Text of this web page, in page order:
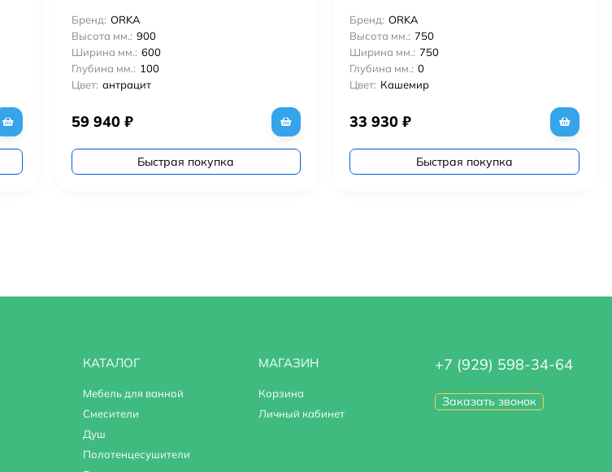
Бренд: ORKA
Высота мм.: 900
Ширина мм.: 600
Глубина мм.: 100
Цвет: антрацит
59 940 ₽
Быстрая покупка
Бренд: ORKA
Высота мм.: 750
Ширина мм.: 750
Глубина мм.: 0
Цвет: Кашемир
33 930₽
Быстрая покупка
КАТАЛОГ
Мебель для ванной
Смесители
Душ
Полотенцесушители
МАГАЗИН
Корзина
Личный кабинет
+7 (929) 598-34-64
Заказать звонок